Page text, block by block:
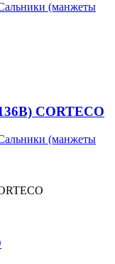
(манжеты
CORTECO
(манжеты